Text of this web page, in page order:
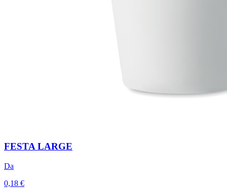
FESTA LARGE
Da
0,18 €